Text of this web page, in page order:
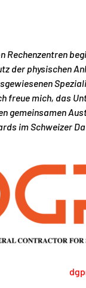
Rechenzentren
der physischen
freue mich, das
gemeinsamen
im Schweizer